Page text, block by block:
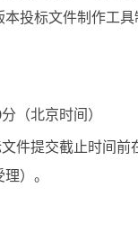
投标文件制作工
（北京时间）
件提交截止时间
）。